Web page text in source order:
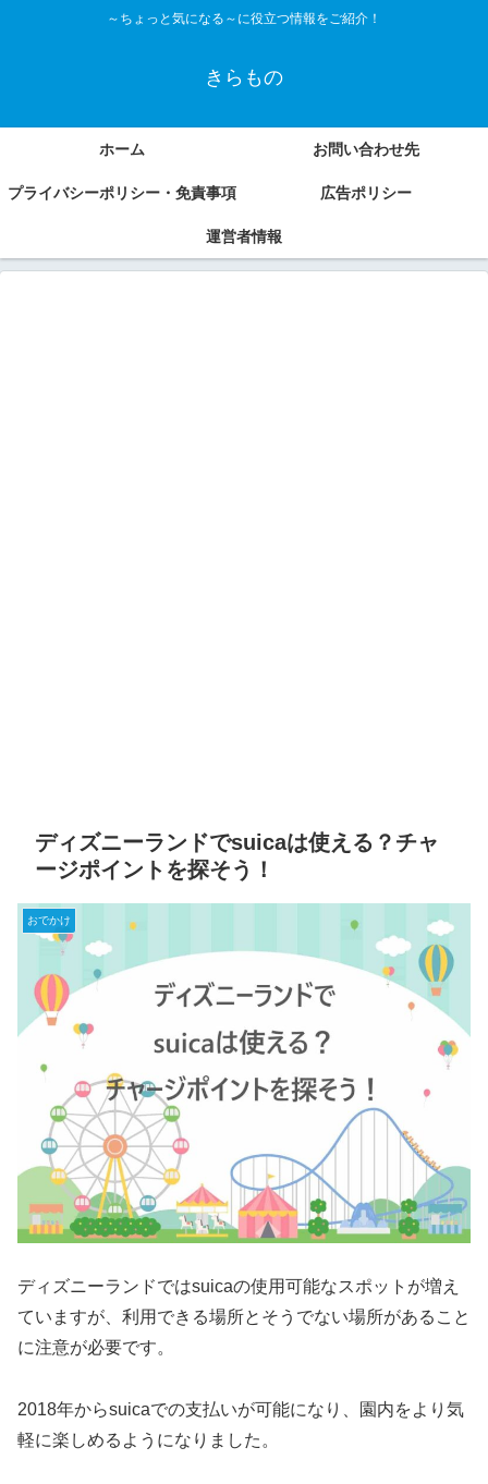
～ちょっと気になる～に役立つ情報をご紹介！
きらもの
ホーム お問い合わせ先
プライバシーポリシー・免責事項 広告ポリシー
運営者情報
ディズニーランドでsuicaは使える？チャ
ージポイントを探そう！
おでかけ
ディズニーランドではsuicaの使用可能なスポットが増え
ていますが、利用できる場所とそうでない場所があること
に注意が必要です。
2018年からsuicaでの支払いが可能になり、園内をより気
軽に楽しめるようになりました。